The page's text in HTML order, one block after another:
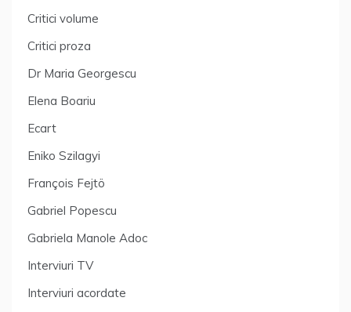
Critici volume
Critici proza
Dr Maria Georgescu
Elena Boariu
Ecart
Eniko Szilagyi
François Fejtö
Gabriel Popescu
Gabriela Manole Adoc
Interviuri TV
Interviuri acordate